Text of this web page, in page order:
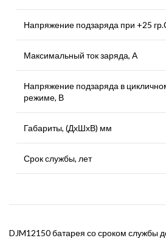
Напряжение подзаряда при +25
Максимальный ток заряда, А
Напряжение подзаряда в
режиме, В
Габариты, (ДхШхВ) мм
Срок службы, лет
DJM12150 батарея со сроком службы